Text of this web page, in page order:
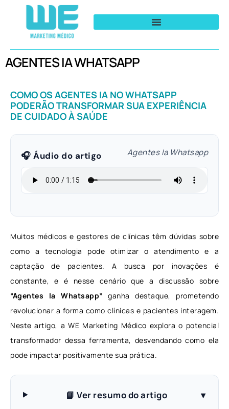
AGENTES IA WHATSAPP
COMO OS AGENTES IA NO WHATSAPP
PODERÃO TRANSFORMAR SUA EXPERIÊNCIA
DE CUIDADO À SAÚDE
🎧 Áudio do artigo Agentes Ia Whatsapp
Muitos médicos e gestores de clínicas têm dúvidas sobre
como a tecnologia pode otimizar o atendimento e a
captação de pacientes. A busca por inovações é
constante, e é nesse cenário que a discussão sobre
“Agentes Ia Whatsapp” ganha destaque, prometendo
revolucionar a forma como clínicas e pacientes interagem.
Neste artigo, a WE Marketing Médico explora o potencial
transformador dessa ferramenta, desvendando como ela
pode impactar positivamente sua prática.
📘 Ver resumo do artigo ▾